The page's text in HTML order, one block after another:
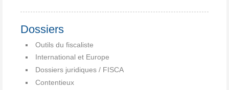
Dossiers
Outils du fiscaliste
International et Europe
Dossiers juridiques / FISCA
Contentieux